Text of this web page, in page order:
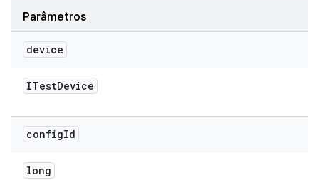
Parâmetros
device
ITestDevice
configId
long